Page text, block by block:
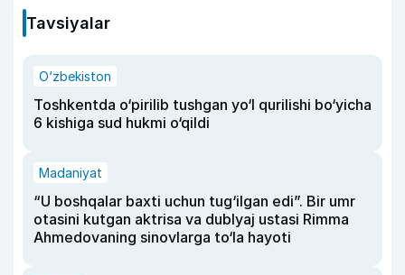
Tavsiyalar
O‘zbekiston
Toshkentda o‘pirilib tushgan yo‘l qurilishi bo‘yicha
6 kishiga sud hukmi o‘qildi
Madaniyat
“U boshqalar baxti uchun tug‘ilgan edi”. Bir umr
otasini kutgan aktrisa va dublyaj ustasi Rimma
Ahmedovaning sinovlarga to‘la hayoti